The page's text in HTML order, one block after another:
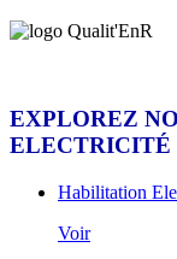
EXPLOREZ
ELECTRICITÉ
Habilitation
Voir